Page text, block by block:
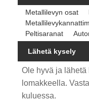
Metallilevyn osat
Peltisaranat
Lähetä kysely
Ole hyvä ja
lomakkeella.
kuluessa.